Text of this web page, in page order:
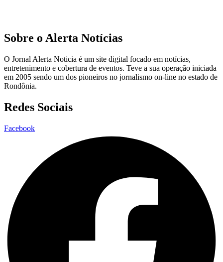
Sobre o Alerta Notícias
O Jornal Alerta Noticia é um site digital focado em notícias,
entretenimento e cobertura de eventos. Teve a sua operação iniciada
em 2005 sendo um dos pioneiros no jornalismo on-line no estado de
Rondônia.
Redes Sociais
Facebook